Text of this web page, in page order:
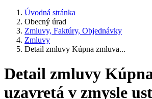
Úvodná stránka
Obecný úrad
Zmluvy, Faktúry, Objednávky
Zmluvy
Detail zmluvy Kúpna zmluva...
Detail zmluvy
uzavretá v zmysle